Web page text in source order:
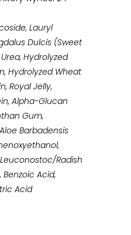
Lauryl
Dulcis (Sweet
Hydrolyzed
Hydrolyzed Wheat
Royal Jelly,
Alpha-Glucan
Gum,
Barbadensis
Radish
Acid,
Acid